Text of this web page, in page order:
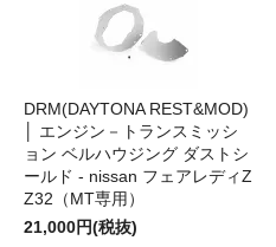
DRM(DAYTONA REST&MOD)
│ エンジン－トランスミッシ
ョン ベルハウジング ダストシ
ールド - nissan フェアレディZ
Z32（MT専用）
21,000円(税抜)